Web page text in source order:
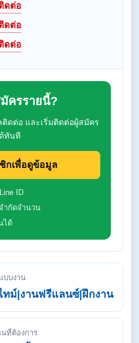
ดต่อ
ดต่อ
ดต่อ
ครรายนี้?
ดต่อ และเริ่มติดต่อผู้สมัคร
ทันที
กเพื่อดูข้อมูล
ID
ำกัดจำนวน
ได้
บบงาน
ทม์|งานฟรีแลนซ์|ฝึกงาน
นที่ต้องการ